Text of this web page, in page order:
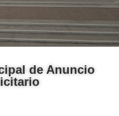
de Anuncio